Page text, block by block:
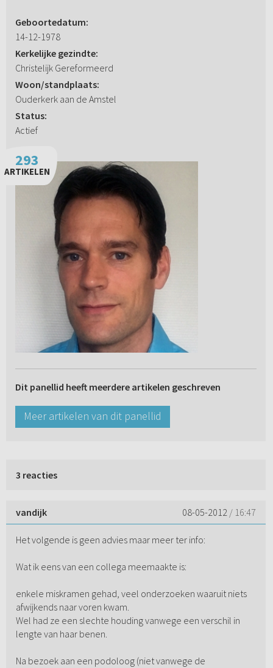
Geboortedatum:
14-12-1978
Kerkelijke gezindte:
Christelijk Gereformeerd
Woon/standplaats:
Ouderkerk aan de Amstel
Status:
Actief
293
ARTIKELEN
Dit panellid heeft meerdere artikelen geschreven
Meer artikelen van dit panellid
3 reacties
vandijk 08-05-2012 / 16:47
Het volgende is geen advies maar meer ter info:
Wat ik eens van een collega meemaakte is:
enkele miskramen gehad, veel onderzoeken waaruit niets
afwijkends naar voren kwam.
Wel had ze een slechte houding vanwege een verschil in
lengte van haar benen.
Na bezoek aan een podoloog (niet vanwege de